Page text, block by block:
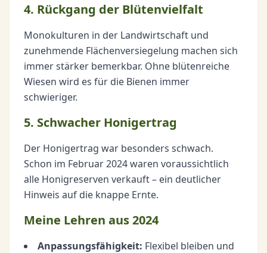
4. Rückgang der Blütenvielfalt
Monokulturen in der Landwirtschaft und
zunehmende Flächenversiegelung machen sich
immer stärker bemerkbar. Ohne blütenreiche
Wiesen wird es für die Bienen immer
schwieriger.
5. Schwacher Honigertrag
Der Honigertrag war besonders schwach.
Schon im Februar 2024 waren voraussichtlich
alle Honigreserven verkauft – ein deutlicher
Hinweis auf die knappe Ernte.
Meine Lehren aus 2024
Anpassungsfähigkeit: Flexibel bleiben und